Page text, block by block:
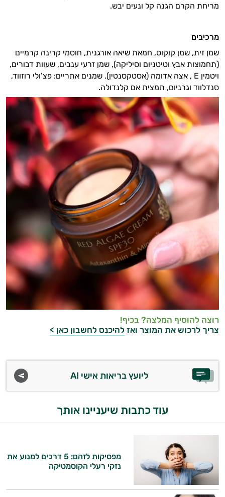
מריחת הקרם הגנה קל ונעים יבש.
מרכיבים
שמן זית, שמן קוקוס, חמאת שיאה אורגנית, חוסמי קרינה קרמיים
(תחמוצות אבץ וטיטניום וסיליקה), שמן זרעי ענבים, שעוות דבורים,
ויטמין E , אצה אדומה (אסטקסנטין). שמנים אתריים: פצ’ולי רוזווד,
סנדלווד וגרניום, תמצית אם קלנדולה.
רוצה להוסיף המלצה? בכיף!
צריך לרכוש את המוצר ואז להיכנס לחשבון כאן >
ליועץ בריאות אישי AI
עוד כתבות שיעניינו אותך
מפסיקות לזהם: 5 דרכים למנוע את
נזקי רעלי הקוסמטיקה
היי,
אני יועץ הבריאות האישי AI של טבע בריא.